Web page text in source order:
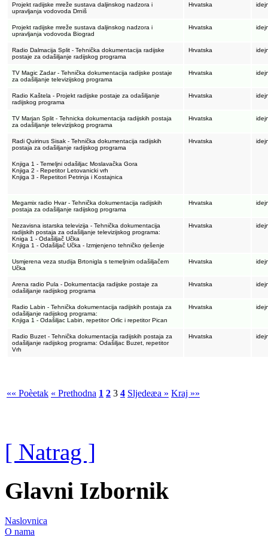
Projekt radijske mreže sustava daljinskog nadzora i
upravljanja vodovoda Drniš
Hrvatska
Projekt radijske mreže sustava daljinskog nadzora i
upravljanja vodovoda Biograd
Hrvatska
Radio Dalmacija Split - Tehnička dokumentacija radijske
postaje za odašiljanje radijskog programa
Hrvatska
TV Magic Zadar - Tehnička dokumentacija radijske postaje
za odašiljanje televizijskog programa
Hrvatska
Radio Kaštela - Projekt radijske postaje za odašiljanje
radijskog programa
Hrvatska
TV Marjan Split - Tehnicka dokumentacija radijskih postaja
za odašiljanje televizijskog programa
Hrvatska
Radi Quirinus Sisak - Tehnička dokumentacija radijskih
postaja za odašiljanje radijskog programa
Knjiga 1 - Temeljni odašiljac Moslavačka Gora
Knjiga 2 - Repetitor Letovanicki vrh
Knjiga 3 - Repetitori Petrinja i Kostajnica
Hrvatska
Megamix radio Hvar - Tehnička dokumentacija radijskih
postaja za odašiljanje radijskog programa
Hrvatska
Nezavisna istarska televizija - Tehnička dokumentacija
radijskih postaja za odašiljanje televizijskog programa:
Kniga 1 - Odašiljač Učka
Knjiga 1 - Odašiljač Učka - Izmjenjeno tehničko rješenje
Hrvatska
Usmjerena veza studija Brtonigla s temeljnim odašiljačem
Učka
Hrvatska
Arena radio Pula - Dokumentacija radijske postaje za
odašiljanje radijskog programa
Hrvatska
Radio Labin - Tehnička dokumentacija radijskih postaja za
odašiljanje radijskog programa:
Knjiga 1 - Odašiljac Labin, repetitor Orlic i repetitor Pican
Hrvatska
Radio Buzet - Tehnička dokumentacija radijskih postaja za
odašiljanje radijskog programa: Odašiljac Buzet, repetitor
Vrh
Hrvatska
«« Poèetak « Prethodna 1 2 3 4 Sljedeæa » Kraj »»
[ Natrag ]
Glavni Izbornik
Naslovnica
O nama